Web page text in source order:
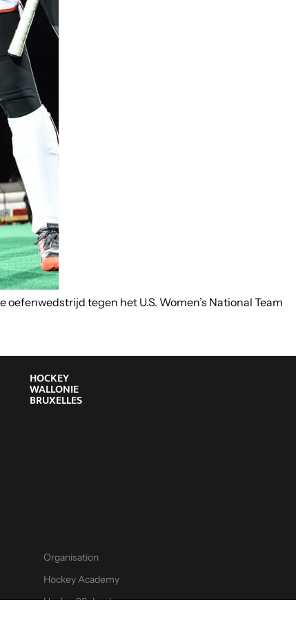
tegen het U.S. Women’s National Team
HOCKEY
WALLONIE
BRUXELLES
Organisation
Hockey Academy
Hockey2School